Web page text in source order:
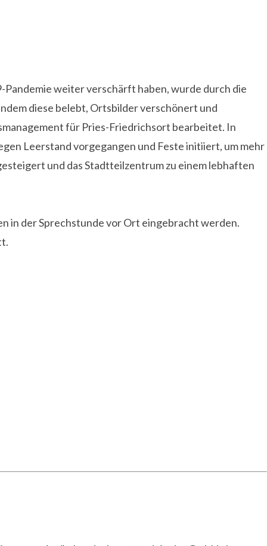
weiter verschärft haben, wurde durch die
diese belebt, Ortsbilder verschönert und
für Pries-Friedrichsort bearbeitet. In
Leerstand vorgegangen und Feste initiiert, um mehr
und das Stadtteilzentrum zu einem lebhaften
in der Sprechstunde vor Ort eingebracht werden.